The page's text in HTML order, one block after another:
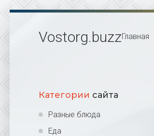
Vostorg.buzzГлавная
Категории сайта
Разные блюда
Еда